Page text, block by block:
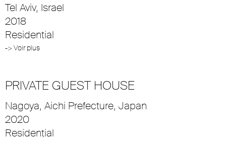
Tel Aviv, Israel
2018
Residential
-> Voir plus
PRIVATE GUEST HOUSE
Nagoya, Aichi Prefecture, Japan
2020
Residential